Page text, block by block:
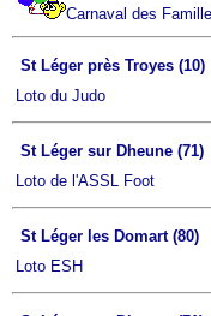
Carnaval des
St Léger près Troyes (10)
Loto du Judo
St Léger sur Dheune (71)
Loto de l'ASSL Foot
St Léger les Domart (80)
Loto ESH